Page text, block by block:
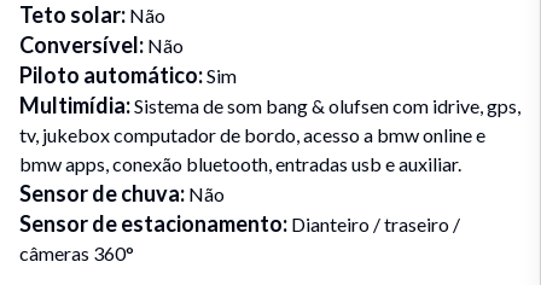
Teto solar: Não
Conversível: Não
Piloto automático:Sim
Multimídia:Sistema de som bang & olufsen com idrive, gps,
tv, jukebox computador de bordo, acesso a bmw online e
bmw apps, conexão bluetooth, entradas usb e auxiliar.
Sensor de chuva: Não
Sensor de estacionamento: Dianteiro / traseiro /
câmeras 360°